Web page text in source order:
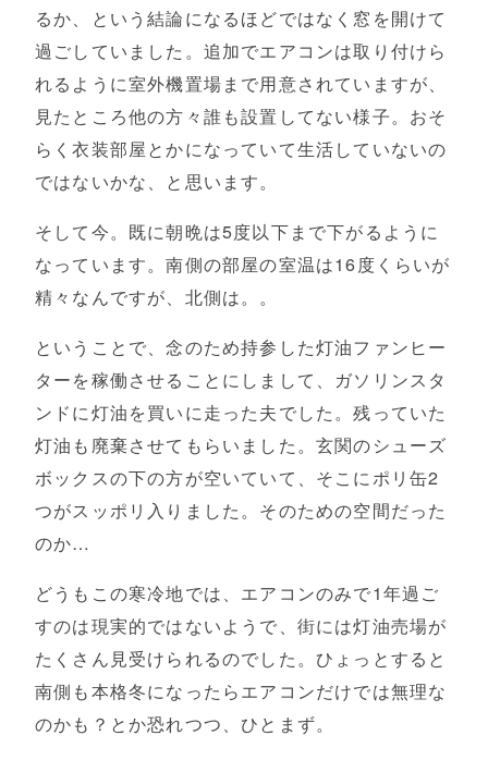
るか、という結論になるほどではなく窓を開けて
過ごしていました。追加でエアコンは取り付けら
れるように室外機置場まで用意されていますが、
見たところ他の方々誰も設置してない様子。おそ
らく衣装部屋とかになっていて生活していないの
ではないかな、と思います。
そして今。既に朝晩は5度以下まで下がるように
なっています。南側の部屋の室温は16度くらいが
精々なんですが、北側は。。
ということで、念のため持参した灯油ファンヒー
ターを稼働させることにしまして、ガソリンスタ
ンドに灯油を買いに走った夫でした。残っていた
灯油も廃棄させてもらいました。玄関のシューズ
ボックスの下の方が空いていて、そこにポリ缶2
つがスッポリ入りました。そのための空間だった
のか…
どうもこの寒冷地では、エアコンのみで1年過ご
すのは現実的ではないようで、街には灯油売場が
たくさん見受けられるのでした。ひょっとすると
南側も本格冬になったらエアコンだけでは無理な
のかも？とか恐れつつ、ひとまず。